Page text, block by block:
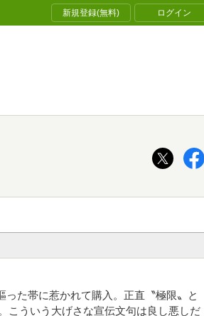
新規登録(無料) ログイン
帯に惹かれて購入。正直〝極限〟と
こういう大げさな宣伝文句は良し悪しだ